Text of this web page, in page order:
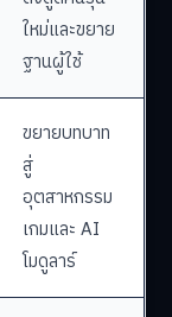
ใหม่และขยาย
ฐานผู้ใช้
ขยายบทบาท
สู่
อุตสาหกรรม
เกมและ AI
โมดูลาร์